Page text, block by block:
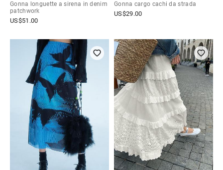
Gonna longuette a sirena in denim
patchwork
US$51.00
Gonna cargo cachi da strada
US$29.00